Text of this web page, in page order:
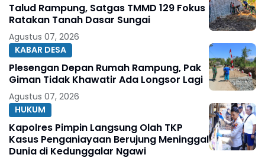
Talud Rampung, Satgas TMMD 129 Fokus
Ratakan Tanah Dasar Sungai
Agustus 07, 2026
KABAR DESA
Plesengan Depan Rumah Rampung, Pak
Giman Tidak Khawatir Ada Longsor Lagi
Agustus 07, 2026
HUKUM
Kapolres Pimpin Langsung Olah TKP
Kasus Penganiayaan Berujung Meninggal
Dunia di Kedunggalar Ngawi